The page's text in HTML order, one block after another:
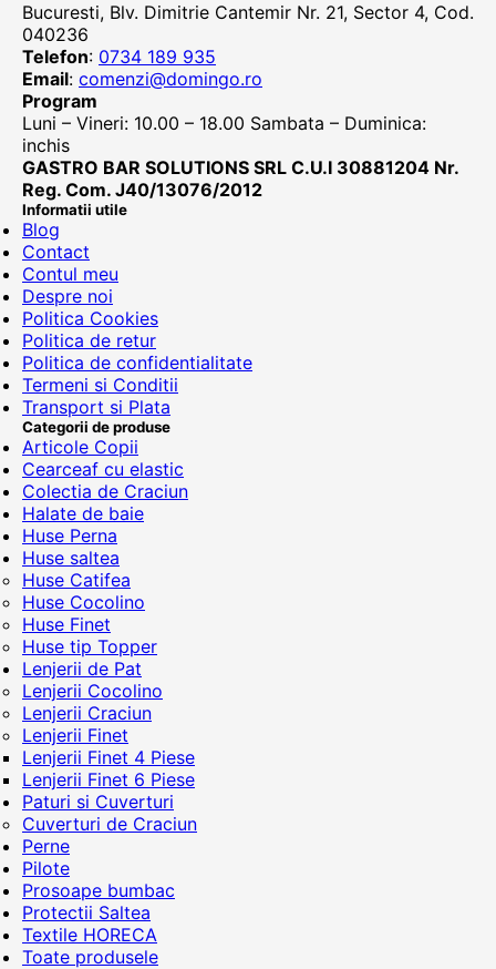
Bucuresti, Blv. Dimitrie Cantemir Nr. 21, Sector 4, Cod.
040236
Telefon: 0734 189 935
Email: comenzi@domingo.ro
Program
Luni – Vineri: 10.00 – 18.00 Sambata – Duminica:
inchis
GASTRO BAR SOLUTIONS SRL C.U.I 30881204 Nr.
Reg. Com. J40/13076/2012
Informatii utile
Blog
Contact
Contul meu
Despre noi
Politica Cookies
Politica de retur
Politica de confidentialitate
Termeni si Conditii
Transport si Plata
Categorii de produse
Articole Copii
Cearceaf cu elastic
Colectia de Craciun
Halate de baie
Huse Perna
Huse saltea
Huse Catifea
Huse Cocolino
Huse Finet
Huse tip Topper
Lenjerii de Pat
Lenjerii Cocolino
Lenjerii Craciun
Lenjerii Finet
Lenjerii Finet 4 Piese
Lenjerii Finet 6 Piese
Paturi si Cuverturi
Cuverturi de Craciun
Perne
Pilote
Prosoape bumbac
Protectii Saltea
Textile HORECA
Toate produsele